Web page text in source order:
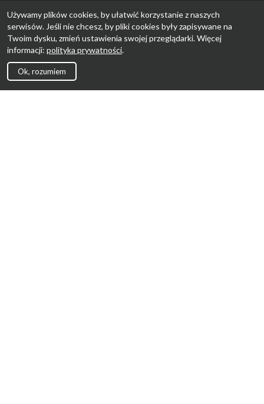
Używamy plików cookies, by ułatwić korzystanie z naszych
serwisów. Jeśli nie chcesz, by pliki cookies były zapisywane na
Twoim dysku, zmień ustawienia swojej przeglądarki. Więcej
informacji: polityka prywatności.
Ok, rozumiem